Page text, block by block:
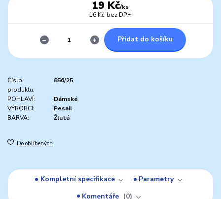
19 Kč/ks
16 Kč bez DPH
Přidat do košíku
Číslo
produktu:
856/25
POHLAVÍ:
Dámské
VÝROBCI:
Pesail
BARVA:
Žlutá
Do oblíbených
Kompletní specifikace
Parametry
Komentáře
0